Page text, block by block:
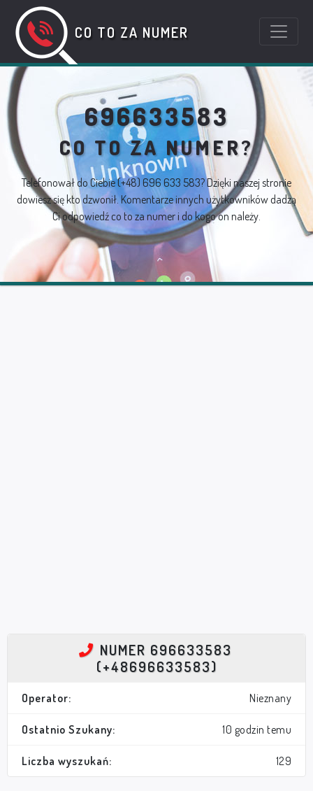
CO TO ZA NUMER
696633583
CO TO ZA NUMER?
Telefonował do Ciebie(+48) 696 633 583? Dzięki naszej stronie
dowiesz się kto dzwonił. Komentarze innych użytkowników dadzą
Ci odpowiedź co to za numer i do kogo on należy.
NUMER 696633583
(+48696633583)
Operator: Nieznany
Ostatnio Szukany: 10 godzin temu
Liczba wyszukań: 129